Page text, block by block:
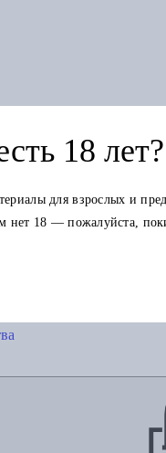
18 лет?
для взрослых и
нет 18 — пожалуйста,